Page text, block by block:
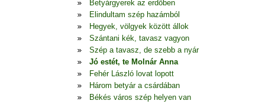
Betyárgyerek az erdőben
Elindultam szép hazámból
Hegyek, völgyek között állok
Szántani kék, tavasz vagyon
Szép a tavasz, de szebb a nyár
Jó estét, te Molnár Anna
Fehér László lovat lopott
Három betyár a csárdában
Békés város szép helyen van